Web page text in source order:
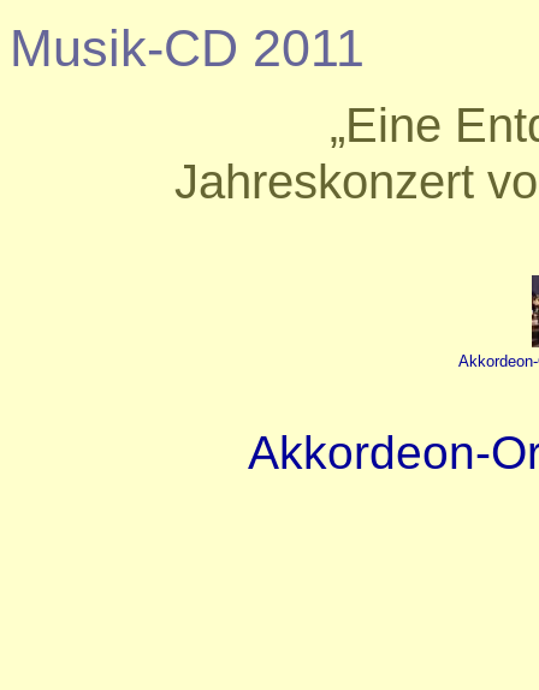
Musik-CD 2011
„Eine
Jahreskonzert
Akkordeon-